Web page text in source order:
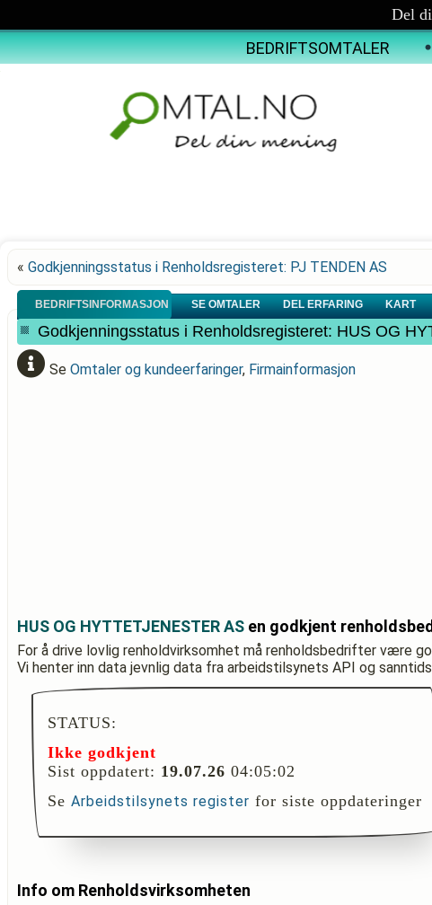
Del
BEDRIFTSOMTALER
« Godkjenningsstatus i Renholdsregisteret: PJ TENDEN AS
BEDRIFTSINFORMASJON SE OMTALER DEL ERFARING KART
Godkjenningsstatus i Renholdsregisteret: HUS OG
Se Omtaler og kundeerfaringer, Firmainformasjon
HUS OG HYTTETJENESTER AS en godkjent
For å drive lovlig renholdvirksomhet må renholdsbedrifter være
Vi henter inn data jevnlig data fra arbeidstilsynets API og
STATUS:
Ikke godkjent
Sist oppdatert: 19.07.26 04:05:02
Se Arbeidstilsynets register for siste oppdateringer
Info om Renholdsvirksomheten